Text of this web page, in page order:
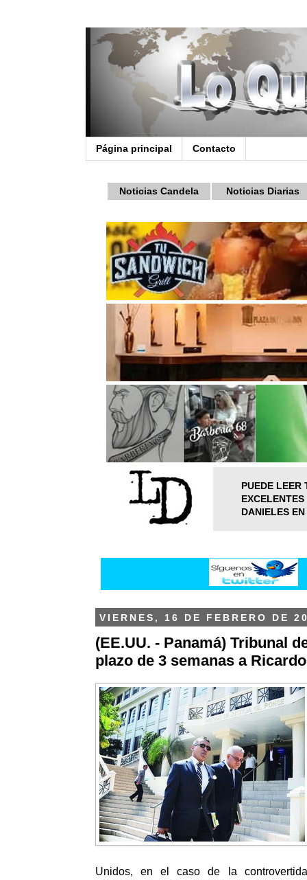
Página principal Contacto
Noticias Candela Noticias Diarias
PUEDE LEER
DANIELES
VIERNES, 16 DE FEBRERO DE
(EE.UU. - Panamá) Tribunal
plazo de 3 semanas a
Unidos, en el caso de la